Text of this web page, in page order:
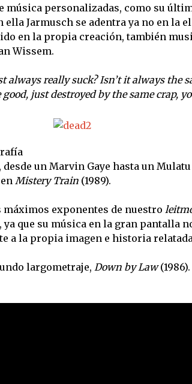
música personalizadas, como su
ella Jarmusch se adentra ya no en la
en la propia creación, también
Wissem.
really suck? Isn’t it always the
just destroyed by the same crap,
desde un Marvin Gaye hasta un
Mistery Train (1989).
máximos exponentes de nuestro
que su música en la gran pantalla
a la propia imagen e historia
largometraje, Down by Law